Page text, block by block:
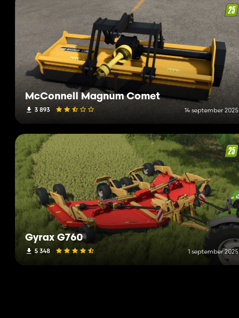
McConnell Magnum Comet
3 893 14 september 2025
Gyrax G760
5 348 1 september 2025